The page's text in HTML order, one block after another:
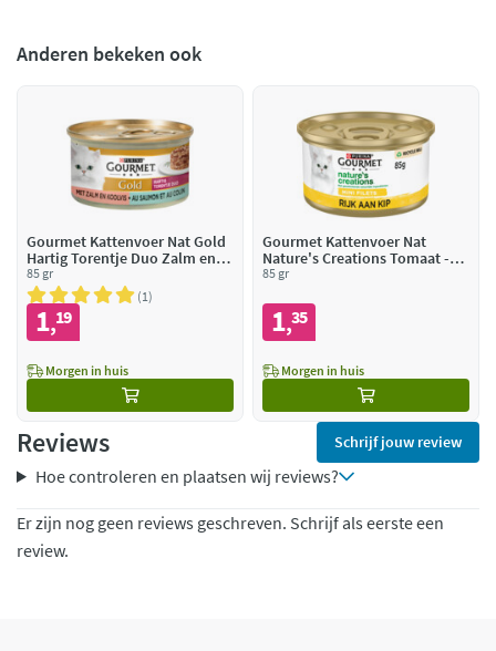
Anderen bekeken ook
Gourmet Kattenvoer Nat Gold
Hartig Torentje Duo Zalm en
Koolvis
85 gr
1
1,19
Morgen in huis
Gourmet Kattenvoer Nat
Nature's Creations Tomaat -
Spinazie
85 gr
1,35
Morgen in huis
Reviews Schrijf jouw review
Hoe controleren en plaatsen wij reviews?
Er zijn nog geen reviews geschreven. Schrijf als eerste een
review.